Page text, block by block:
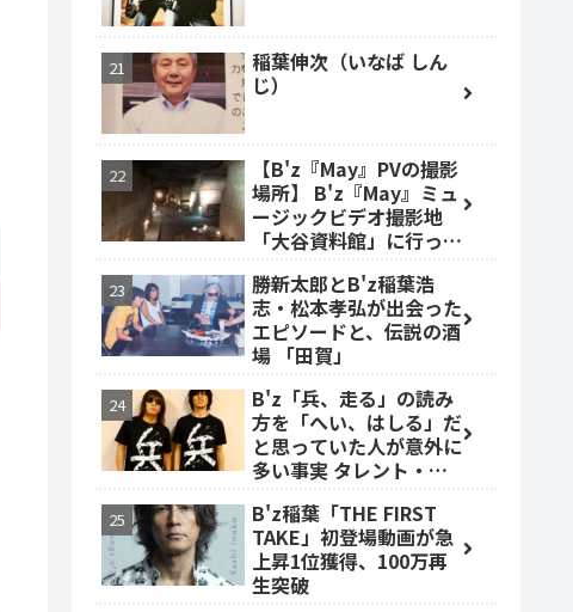
稲葉伸次（いなば しん
じ）
【B'z『May』PVの撮影
場所】 B'z『May』ミュ
ージックビデオ撮影地
「大谷資料館」に行って
勝新太郎とB'z稲葉浩
志・松本孝弘が出会った
エピソードと、伝説の酒
場 「田賀」
B'z「兵、走る」の読み
方を「へい、はしる」だ
と思っていた人が意外に
多い事実 タレント・ベ
B'z稲葉「THE FIRST
TAKE」初登場動画が急
上昇1位獲得、100万再
生突破